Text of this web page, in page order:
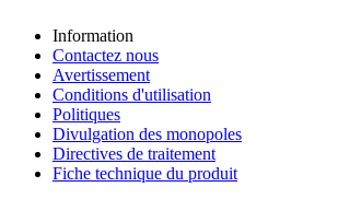
Information
Contactez nous
Avertissement
Conditions d'utilisation
Politiques
Divulgation des monopoles
Directives de traitement
Fiche technique du produit